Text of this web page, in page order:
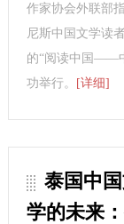
作家协会外联部
尼斯中国文学读
的“阅读中国——
功举行。
[详细]
泰国中
学的未来